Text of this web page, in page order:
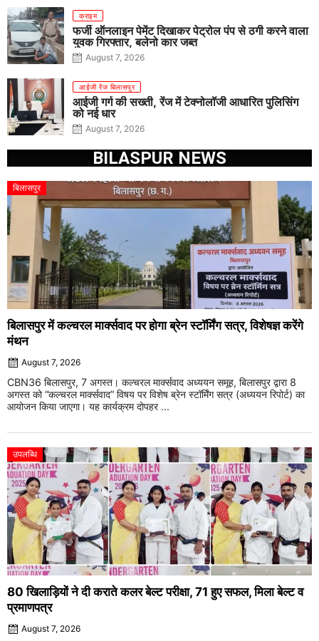
क्राइम
फर्जी ऑनलाइन पेमेंट दिखाकर पेट्रोल पंप से ठगी करने वाला
युवक गिरफ्तार, बलेनो कार जब्त
August 7, 2026
आईजी रेंज बिलासपुर
आईजी गर्ग की सख्ती, रेंज में टेक्नोलॉजी आधारित पुलिसिंग
को नई धार
August 7, 2026
BILASPUR NEWS
बिलासपुर
बिलासपुर में कल्चरल मार्क्सवाद पर होगा ब्रेन स्टॉर्मिंग सत्र, विशेषज्ञ करेंगे
मंथन
August 7, 2026
CBN36 बिलासपुर, 7 अगस्त। कल्चरल मार्क्सवाद अध्ययन समूह, बिलासपुर द्वारा 8
अगस्त को “कल्चरल मार्क्सवाद” विषय पर विशेष ब्रेन स्टॉर्मिंग सत्र (अध्ययन रिपोर्ट) का
आयोजन किया जाएगा। यह कार्यक्रम दोपहर ...
उपलब्धि
80 खिलाड़ियों ने दी कराते कलर बेल्ट परीक्षा, 71 हुए सफल, मिला बेल्ट व
प्रमाणपत्र
August 7, 2026